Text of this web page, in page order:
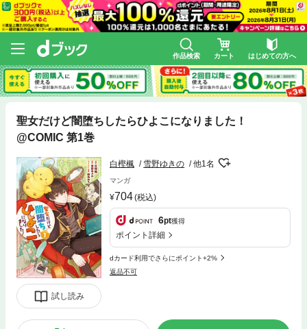
作品検索 カート はじめての方へ
聖女だけど闇堕ちしたらひよこになりました！
@COMIC 第1巻
試し読み
白樫楓 雪野ゆきの 他1名
マンガ
704(税込)
6pt獲得
ポイント詳細
dカード利用でさらにポイント+2%
返品不可